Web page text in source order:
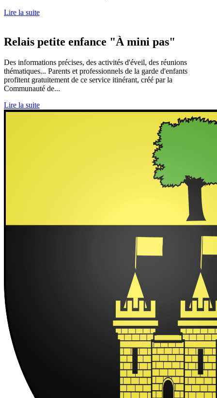
Lire la suite
Relais petite enfance "À mini pas"
Des informations précises, des activités d'éveil, des réunions
thématiques... Parents et professionnels de la garde d'enfants
profitent gratuitement de ce service itinérant, créé par la
Communauté de...
Lire la suite